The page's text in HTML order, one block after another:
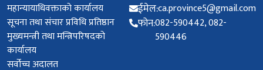
महान्यायाधिवक्ताको कार्यालय
सूचना तथा संचार प्रविधि प्रतिष्ठान
मुख्यमन्त्री तथा मन्त्रिपरिषदको
कार्यालय
सर्वोच्च अदालत
ईमेल:ca.province5@gmail.com
फोन:082-590442, 082-
590446